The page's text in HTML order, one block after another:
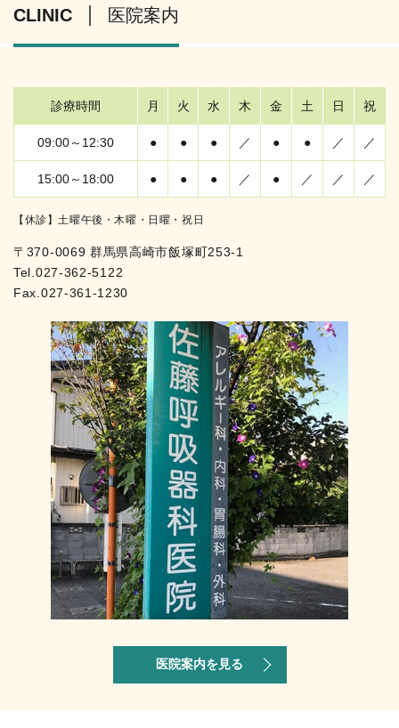
CLINIC 医院案内
診療時間 月 火 水 木 金 土 日 祝
09:00～12:30 ● ● ● ／ ● ● ／ ／
15:00～18:00 ● ● ● ／ ● ／ ／ ／
【休診】土曜午後・木曜・日曜・祝日
〒370-0069 群馬県高崎市飯塚町253-1
Tel.027-362-5122
Fax.027-361-1230
医院案内を見る